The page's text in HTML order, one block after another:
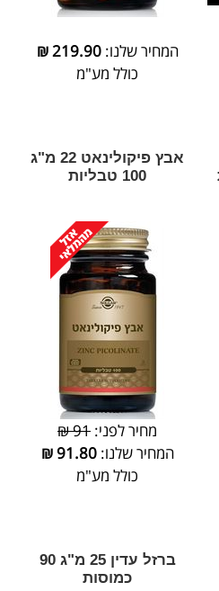
המחיר שלנו:219.90
₪
כולל מע"מ
אבץ פיקולינאט 22 מ"ג
100 טבליות
מחיר לפני: 91 ₪
המחיר שלנו:91.80
₪
כולל מע"מ
ברזל עדין 25 מ"ג 90
כמוסות